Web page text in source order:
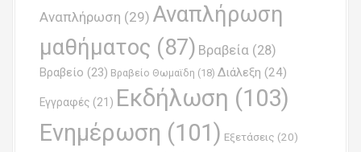
Αναπλήρωση (29) Αναπλήρωση
μαθήματος (87) Βραβεία (28)
Βραβείο (23) Βραβείο Θωμαϊδη (18) Διάλεξη (24)
Εγγραφές (21) Εκδήλωση (103)
Ενημέρωση (101) Εξετάσεις (20)